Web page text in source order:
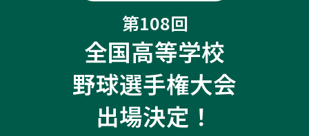
第108回
全国高等学校
野球選手権大会
出場決定！